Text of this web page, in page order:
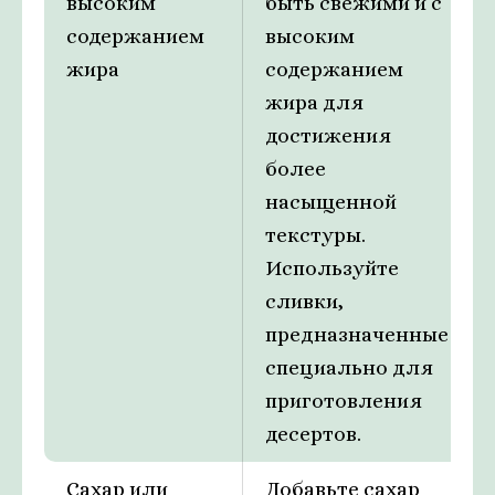
содержанием
жира
высоким
содержанием
жира для
достижения
более
насыщенной
текстуры.
Используйте
сливки,
предназначенные
специально для
приготовления
десертов.
Сахар или Добавьте сахар